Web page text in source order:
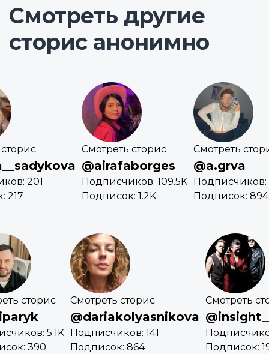
Смотреть другие
сторис анонимно
201
217
Смотреть сторис
@airafaborges
Подписчиков: 109.5K
Подписок: 1.2K
Смотреть
@a.grva
Подписчиков:
Подписок: 894
сторис
5.1K
390
Смотреть сторис
@dariakolyasnikova
Подписчиков: 141
Подписок: 864
Смотреть
Подписок: